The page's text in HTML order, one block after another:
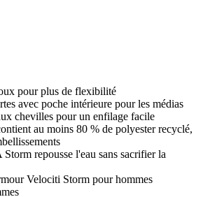
pour plus de flexibilité
avec poche intérieure pour les médias
chevilles pour un enfilage facile
au moins 80 % de polyester recyclé,
repousse l'eau sans sacrifier la
Velociti Storm pour hommes